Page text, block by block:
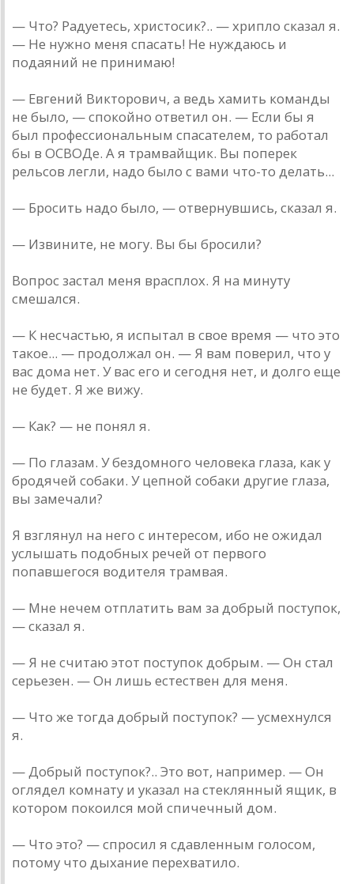
— Что? Радуетесь, христосик?.. — хрипло сказал я.
— Не нужно меня спасать! Не нуждаюсь и
подаяний не принимаю!
— Евгений Викторович, а ведь хамить команды
не было, — спокойно ответил он. — Если бы я
был профессиональным спасателем, то работал
бы в ОСВОДе. А я трамвайщик. Вы поперек
рельсов легли, надо было с вами что-то делать...
— Бросить надо было, — отвернувшись, сказал я.
— Извините, не могу. Вы бы бросили?
Вопрос застал меня врасплох. Я на минуту
смешался.
— К несчастью, я испытал в свое время — что это
такое... — продолжал он. — Я вам поверил, что у
вас дома нет. У вас его и сегодня нет, и долго еще
не будет. Я же вижу.
— Как? — не понял я.
— По глазам. У бездомного человека глаза, как у
бродячей собаки. У цепной собаки другие глаза,
вы замечали?
Я взглянул на него с интересом, ибо не ожидал
услышать подобных речей от первого
попавшегося водителя трамвая.
— Мне нечем отплатить вам за добрый поступок,
— сказал я.
— Я не считаю этот поступок добрым. — Он стал
серьезен. — Он лишь естествен для меня.
— Что же тогда добрый поступок? — усмехнулся
я.
— Добрый поступок?.. Это вот, например. — Он
оглядел комнату и указал на стеклянный ящик, в
котором покоился мой спичечный дом.
— Что это? — спросил я сдавленным голосом,
потому что дыхание перехватило.